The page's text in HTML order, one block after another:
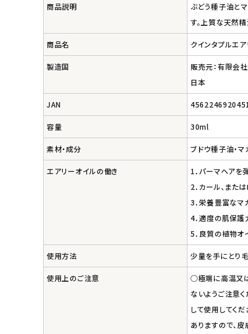
キッズ・ベビー・マタニティ
キッチン用品
フード・ドリンク
定期購入
オリジナルブランド
エコメイト
ナチュラプラス
商品説明
ぶどう種子油と
す。上質な天然
商品名 クインタプルエ
製造国
販売元：有限会
日本
JAN
容量 30ml
素材・成分 ブドウ種子油・マ
エアリーオイルの働き
1．パーマヘアを
2．カール、また
3．栄養豊富なマ
4．適度の肌保護
5．良質の植物オ
使用方法 少量を手にとり
使用上のご注意
○極端に高温又
ないようご注意
して使用してく
ありますので、皮